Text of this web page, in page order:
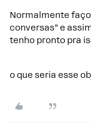
Normalmente
conversas” e
tenho pronto pra
o que seria esse